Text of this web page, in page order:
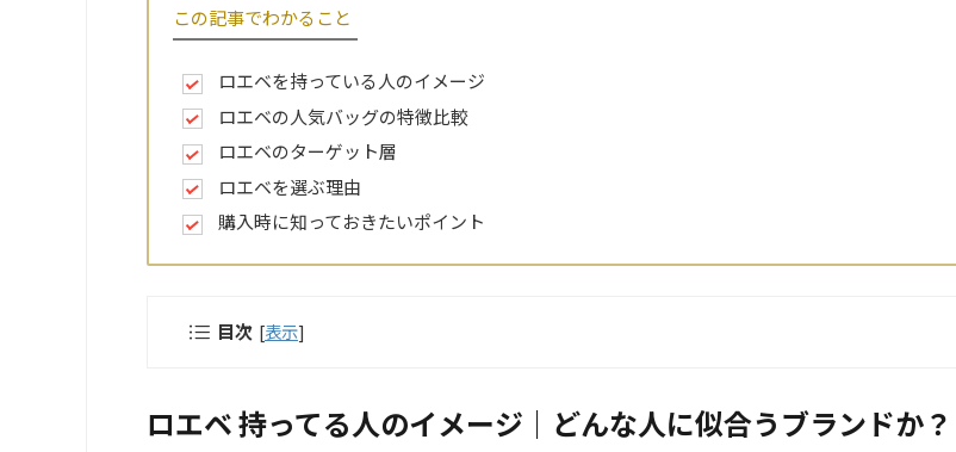
この記事でわかること
ロエベを持っている人のイメージ
ロエベの人気バッグの特徴比較
ロエベのターゲット層
ロエベを選ぶ理由
購入時に知っておきたいポイント
目次 [表示]
ロエベ 持ってる人のイメージ｜どんな人に似合うブランドか？